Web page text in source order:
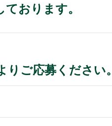
おります。
ご応募ください。